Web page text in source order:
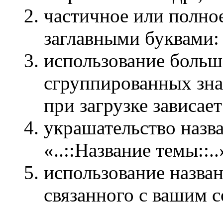
частичное или
заглавными
использование
сгруппированных
при загрузке
украшательство
«..::Название
использование
связанного с вашим